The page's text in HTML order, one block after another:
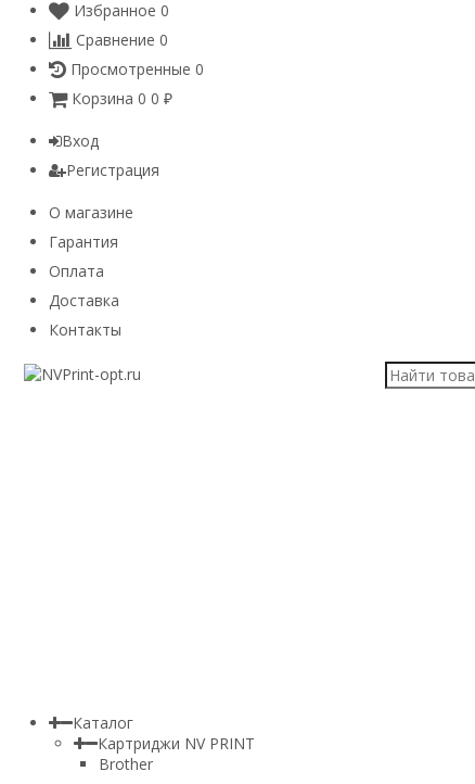
Избранное 0
Сравнение 0
Просмотренные 0
Корзина 0 0 ₽
Вход
Регистрация
О магазине
Гарантия
Оплата
Доставка
Контакты
Каталог
Картриджи NV PRINT
Brother